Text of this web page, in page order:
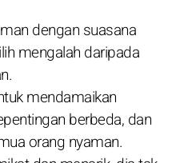
dengan suasana
mengalah daripada
mendamaikan
berbeda, dan
orang nyaman.